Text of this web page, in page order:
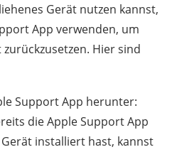
Gerät nutzen kannst,
App verwenden, um
Hier sind
Support App herunter:
die Apple Support App
installiert hast, kannst